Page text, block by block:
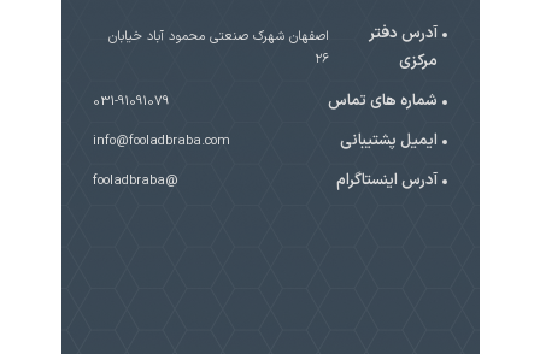
آدرس دفتر
مرکزی
اصفهان شهرک صنعتی محمود آباد خیابان
۲۶
شماره های تماس 031-91091079
ایمیل پشتیبانی info@fooladbraba.com
آدرس اینستاگرام @fooladbraba